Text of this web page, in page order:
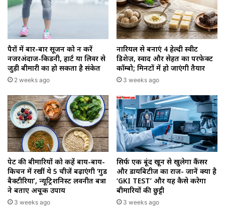
पैरों में बार-बार सूजन को न करें
नजरअंदाज-किडनी, हार्ट या लिवर से
जुड़ी बीमारी का हो सकता है संकेत
2 weeks ago
नारियल से बनाएं 4 हेल्दी स्वीट
डिशेज़, स्वाद और सेहत का परफेक्ट
कॉम्बो; मिनटों में हो जाएंगी तैयार
3 weeks ago
पेट की बीमारियों को कहें बाय-बाय-
किचन में रखीं ये 5 चीजें बढ़ाएंगी ‘गुड
बैक्टीरिया’, न्यूट्रिशनिस्ट लवनीत बत्रा
ने बताए अचूक उपाय
3 weeks ago
सिर्फ एक बूंद खून से खुलेगा कैंसर
और डायबिटीज का राज- जानें क्या है
‘GKI TEST’ और यह कैसे करेगा
बीमारियों की छुट्टी
3 weeks ago